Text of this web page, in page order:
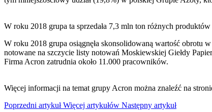
W roku 2018 grupa ta sprzedała 7,3 mln ton różnych
W roku 2018 grupa osiągnęła skonsolidowaną wartość
notowane na szczycie listy notowań Moskiewskiej Giełdy
Firma Acron zatrudnia około 11.000 pracowników.
Więcej informacji na temat grupy Acron można znaleźć na
Poprzedni artykułWięcej artykułów Następny artykuł